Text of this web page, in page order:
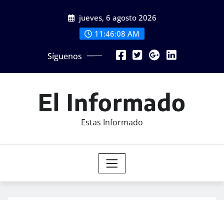
jueves, 6 agosto 2026
11:46:09 AM
Síguenos
El Informado
Estas Informado